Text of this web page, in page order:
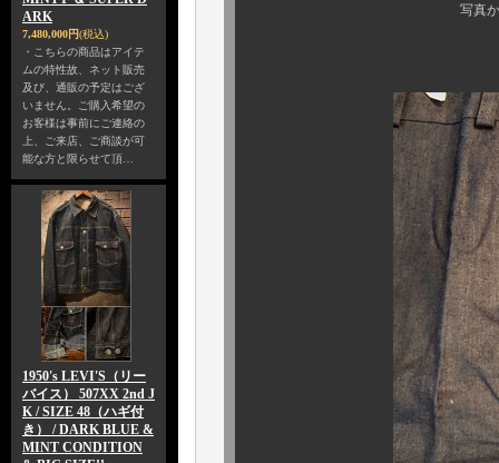
ARK
7,480,000円(税込)
・こちらの商品はアイテ
ムの特性故、ネット販売
及び、通販の予定はござ
いません。ご購入希望の
お客様は事前にご連絡の
上、ご来店、ご商談が可
能な方と限らせて頂…
1950's LEVI'S（リー
バイス） 507XX 2nd J
K / SIZE 48（ハギ付
き） / DARK BLUE &
MINT CONDITION
写真からも容易に窺い